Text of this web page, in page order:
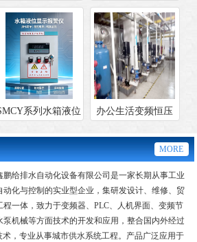
水成套设备
水加压智慧泵房
系列水箱液位
办公生活变频恒压
MORE
鹏给排水自动化设备有限公司是一家长期从事工业
动化与控制的实业型企业，集研发设计、维修、贸
程一体，致力于变频器、PLC、人机界面、变频节
泵机械等方面技术的开发和应用，整合国内外经过
，专业从事城市供水系统工程。产品广泛应用于